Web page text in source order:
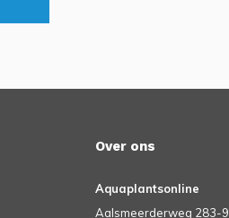
Over ons
Aquaplantsonline
Aalsmeerderweg 283-9